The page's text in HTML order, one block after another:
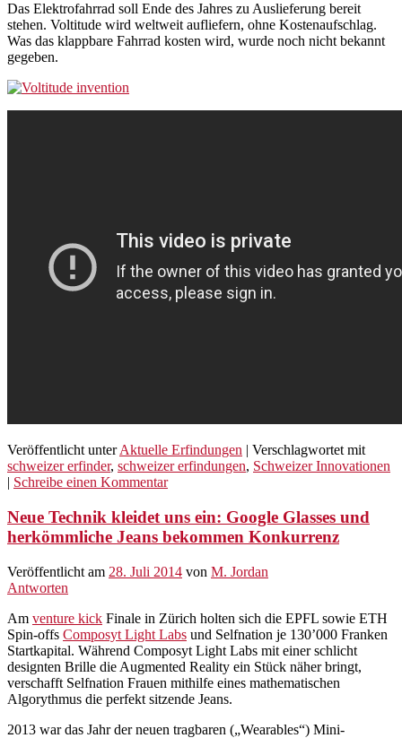
Das Elektrofahrrad soll Ende des Jahres zu Auslieferung bereit
stehen. Voltitude wird weltweit aufliefern, ohne Kostenaufschlag.
Was das klappbare Fahrrad kosten wird, wurde noch nicht bekannt
gegeben.
Veröffentlicht unter Aktuelle Erfindungen | Verschlagwortet mit
schweizer erfinder, schweizer erfindungen, Schweizer Innovationen
| Schreibe einen Kommentar
Neue Technik kleidet uns ein: Google Glasses und
herkömmliche Jeans bekommen Konkurrenz
Veröffentlicht am 28. Juli 2014 von M. Jordan
Antworten
Am venture kick Finale in Zürich holten sich die EPFL sowie ETH
Spin-offs Composyt Light Labs und Selfnation je 130’000 Franken
Startkapital. Während Composyt Light Labs mit einer schlicht
designten Brille die Augmented Reality ein Stück näher bringt,
verschafft Selfnation Frauen mithilfe eines mathematischen
Algorythmus die perfekt sitzende Jeans.
2013 war das Jahr der neuen tragbaren („Wearables“) Mini-